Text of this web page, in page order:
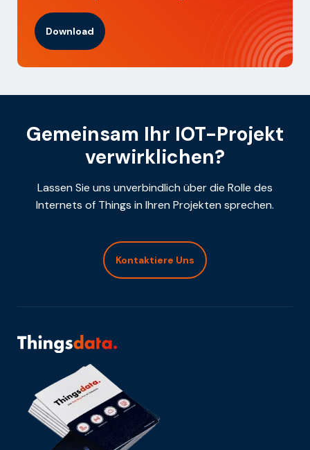
Download
Gemeinsam Ihr IOT-Projekt
verwirklichen?
Lassen Sie uns unverbindlich über die Rolle des
Internets of Things in Ihren Projekten sprechen.
Kontaktiere Uns